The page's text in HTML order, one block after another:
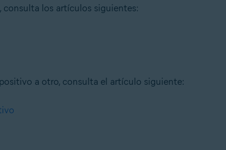
consulta los artículos siguientes:
a otro, consulta el artículo siguiente: